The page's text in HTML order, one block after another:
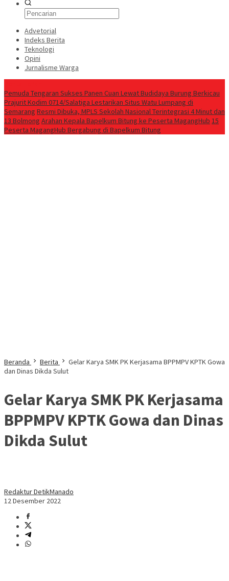
Advetorial
Indeks Berita
Teknologi
Opini
Jurnalisme Warga
Pemuda Tengaran Sukses Panen Cuan Lewat Budidaya Burung Berkicau
Prajurit Kodim 0714/Salatiga Lestarikan Situs Watu Lumpang di
Semarang Resmi Dibuka, MPLS Sekolah Nasional Terintegrasi 4 Minut dan
13 Bolmong ‎Arahan Kepala Bapelkum Bitung ke Peserta MagangHub ‎15
Peserta MagangHub Bergabung di Bapelkum Bitung
Beranda Berita
Gelar Karya SMK PK Kerjasama BPPMPV KPTK Gowa
dan Dinas Dikda Sulut
Gelar Karya SMK PK Kerjasama
BPPMPV KPTK Gowa dan Dinas
Dikda Sulut
Redaktur DetikManado
12 Desember 2022